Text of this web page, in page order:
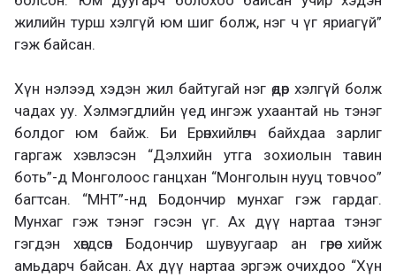
жилийн турш хэлгүй юм шиг болж, нэг ч үг яриагүй”
гэж байсан.
Хүн нэлээд хэдэн жил байтугай нэг өдөр хэлгүй болж
чадах уу. Хэлмэгдлийн үед ингэж ухаантай нь тэнэг
болдог юм байж. Би Ерөнхийлөгч байхдаа зарлиг
гаргаж хэвлэсэн “Дэлхийн утга зохиолын тавин
боть”-д Монголоос ганцхан “Монголын нууц товчоо”
багтсан. “МНТ”-нд Бодончир мунхаг гэж гардаг.
Мунхаг гэж тэнэг гэсэн үг. Ах дүү нартаа тэнэг
гэгдэн хөөгдсөн Бодончир шувуугаар ан гөрөө хийж
амьдарч байсан. Ах дүү нартаа эргэж очихдоо “Хүн